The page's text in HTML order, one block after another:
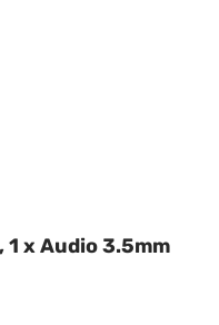
1 x Audio 3.5mm